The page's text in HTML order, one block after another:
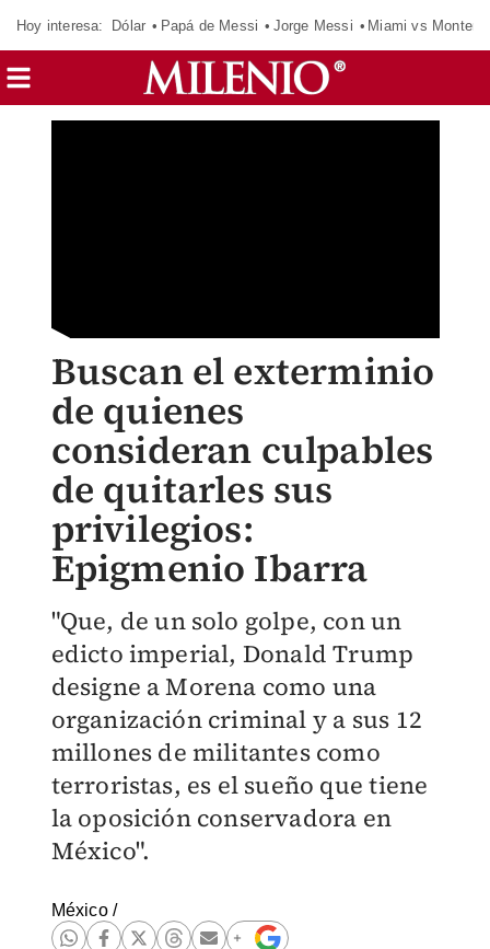
Hoy interesa: Dólar Papá de Messi Jorge Messi Miami vs
Buscan el exterminio
de quienes
consideran culpables
de quitarles sus
privilegios:
Epigmenio Ibarra
"Que, de un solo golpe, con un
edicto imperial, Donald Trump
designe a Morena como una
organización criminal y a sus 12
millones de militantes como
terroristas, es el sueño que tiene
la oposición conservadora en
México".
México/